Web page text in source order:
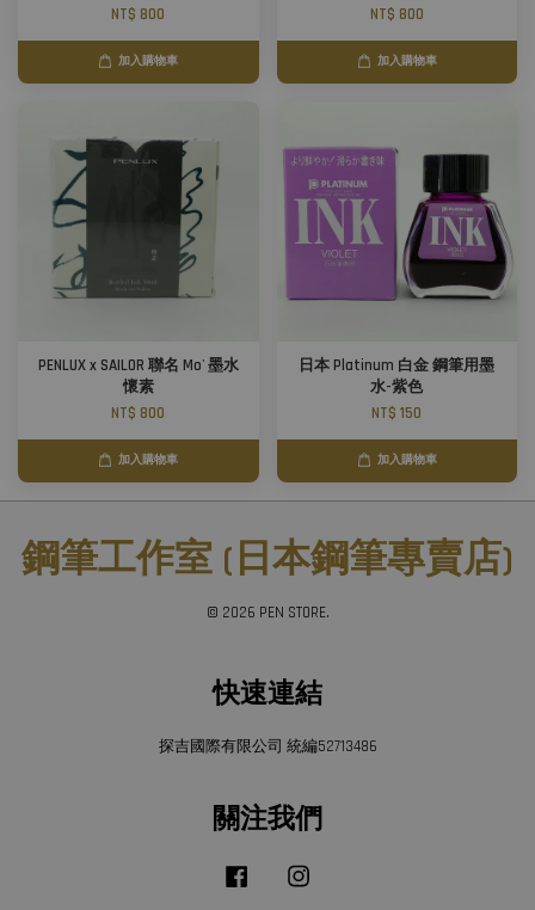
NT$ 800
加入購物車
NT$ 800
加入購物車
PENLUX x SAILOR 聯名 Mo' 墨水
懷素
NT$ 800
加入購物車
日本 Platinum 白金 鋼筆用墨
水-紫色
NT$ 150
加入購物車
鋼筆工作室 (日本鋼筆專賣店)
© 2026 PEN STORE.
快速連結
探吉國際有限公司 統編52713486
關注我們
Facebook